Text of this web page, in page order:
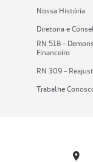
Nossa História
Diretoria e
RN 518 -
Financeiro
RN 309 -
Trabalhe